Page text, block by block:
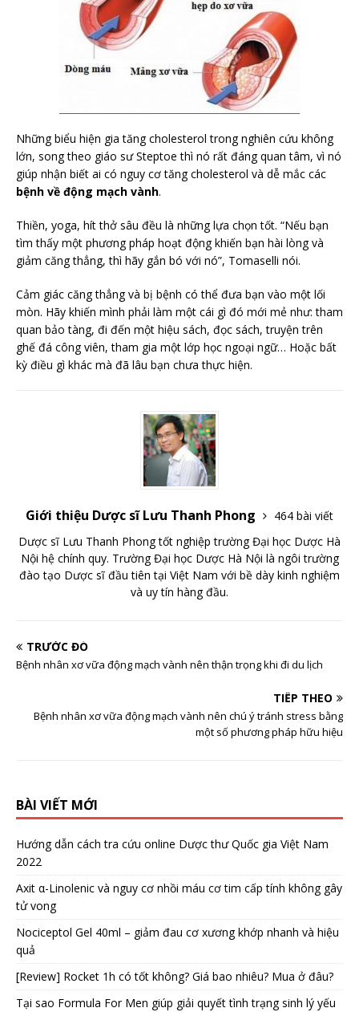
Những biểu hiện gia tăng cholesterol trong nghiên cứu không
lớn, song theo giáo sư Steptoe thì nó rất đáng quan tâm, vì nó
giúp nhận biết ai có nguy cơ tăng cholesterol và dễ mắc các
bệnh về động mạch vành.
Thiền, yoga, hít thở sâu đều là những lựa chọn tốt. “Nếu bạn
tìm thấy một phương pháp hoạt động khiến bạn hài lòng và
giảm căng thẳng, thì hãy gắn bó với nó”, Tomaselli nói.
Cảm giác căng thẳng và bị bệnh có thể đưa bạn vào một lối
mòn. Hãy khiến mình phải làm một cái gì đó mới mẻ như: tham
quan bảo tàng, đi đến một hiệu sách, đọc sách, truyện trên
ghế đá công viên, tham gia một lớp học ngoại ngữ… Hoặc bất
kỳ điều gì khác mà đã lâu bạn chưa thực hiện.
Giới thiệu Dược sĩ Lưu Thanh Phong
464 bài viết
Dược sĩ Lưu Thanh Phong tốt nghiệp trường Đại học Dược Hà
Nội hệ chính quy. Trường Đại học Dược Hà Nội là ngôi trường
đào tạo Dược sĩ đầu tiên tại Việt Nam với bề dày kinh nghiệm
và uy tín hàng đầu.
TRƯỚC ĐÓ
Bệnh nhân xơ vữa động mạch vành nên thận trọng khi đi du lịch
TIẾP THEO
Bệnh nhân xơ vữa động mạch vành nên chú ý tránh stress bằng
một số phương pháp hữu hiệu
BÀI VIẾT MỚI
Hướng dẫn cách tra cứu online Dược thư Quốc gia Việt Nam
2022
Axit α-Linolenic và nguy cơ nhồi máu cơ tim cấp tính không gây
tử vong
Nociceptol Gel 40ml – giảm đau cơ xương khớp nhanh và hiệu
quả
[Review] Rocket 1h có tốt không? Giá bao nhiêu? Mua ở đâu?
Tại sao Formula For Men giúp giải quyết tình trạng sinh lý yếu